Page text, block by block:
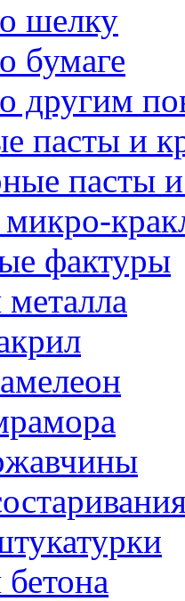
шелку
бумаге
другим
пасты и
пасты
фактуры